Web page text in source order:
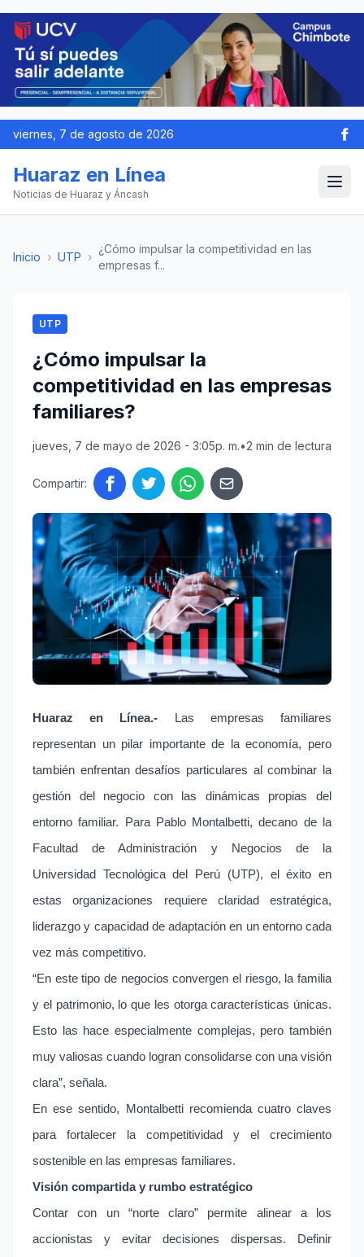
viernes, 7 de agosto de 2026
Huaraz en Línea
Noticias de Huaraz y Áncash
Inicio › UTP ›
¿Cómo impulsar la competitividad en las
empresas f...
UTP
¿Cómo impulsar la
competitividad en las empresas
familiares?
jueves, 7 de mayo de 2026 - 3:05p. m.•2 min de lectura
Compartir:
Huaraz en Línea.-
Las empresas familiares
representan un pilar importante de la economía, pero
también enfrentan desafíos particulares al combinar la
gestión del negocio con las dinámicas propias del
entorno familiar. Para Pablo Montalbetti, decano de la
Facultad de Administración y Negocios de la
Universidad Tecnológica del Perú (UTP), el éxito en
estas organizaciones requiere claridad estratégica,
liderazgo y capacidad de adaptación en un entorno cada
vez más competitivo.
“En este tipo de negocios convergen el riesgo, la familia
y el patrimonio, lo que les otorga características únicas.
Esto las hace especialmente complejas, pero también
muy valiosas cuando logran consolidarse con una visión
clara”, señala.
En ese sentido, Montalbetti recomienda cuatro claves
para fortalecer la competitividad y el crecimiento
sostenible en las empresas familiares.
Visión compartida y rumbo estratégico
Contar con un “norte claro” permite alinear a los
accionistas y evitar decisiones dispersas. Definir